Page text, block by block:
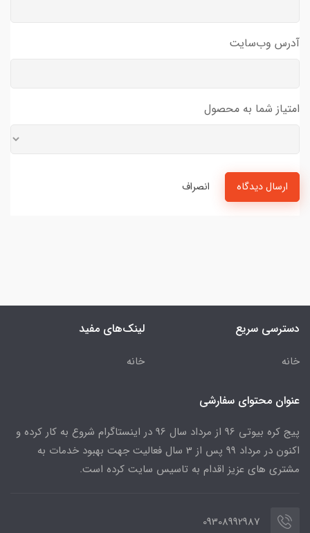
آدرس وب‌سایت
امتیاز شما به محصول
ارسال دیدگاه انصراف
دسترسی سریع
خانه
لینک‌های مفید
خانه
عنوان محتوای سفارشی
پیج کره بیوتی 96 از مرداد سال 96 در اینستاگرام شروع به کار کرده و
اکنون در مرداد 99 پس از 3 سال فعالیت جهت بهبود خدمات به
مشتری های عزیز اقدام به تاسیس سایت کرده است.
09308992987